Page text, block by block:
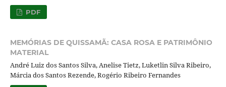
PDF
MEMÓRIAS DE QUISSAMÃ: CASA ROSA E PATRIMÔNIO
MATERIAL
André Luiz dos Santos Silva, Anelise Tietz, Luketlin Silva Ribeiro,
Márcia dos Santos Rezende, Rogério Ribeiro Fernandes